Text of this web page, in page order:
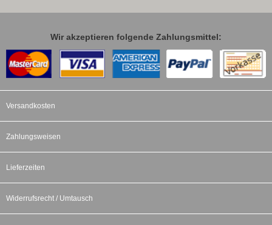
Wir akzeptieren folgende Zahlungsmittel:
Versandkosten
Zahlungsweisen
Lieferzeiten
Widerrufsrecht / Umtausch